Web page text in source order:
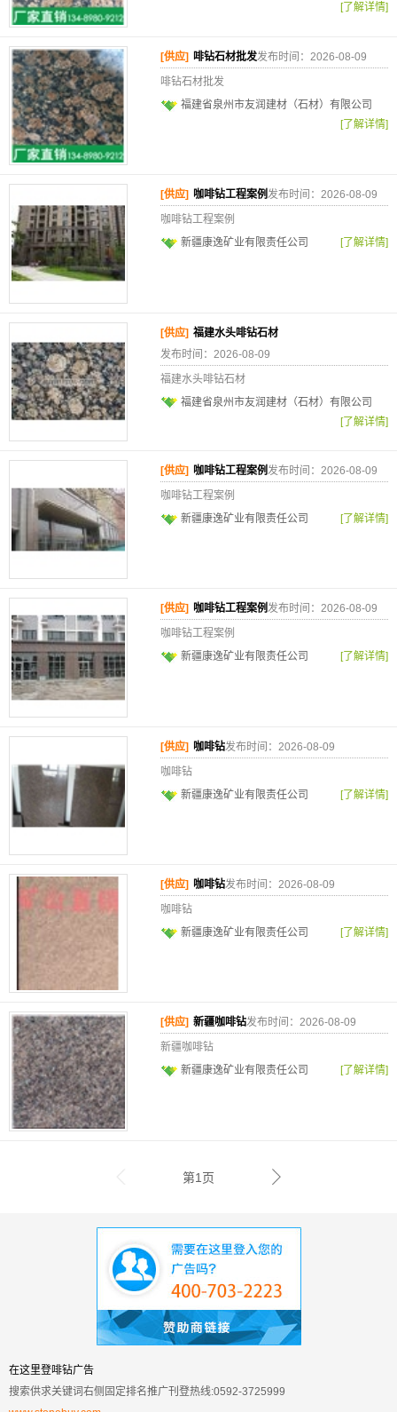
[了解详情]
[供应] 啡钻石材批发发布时间：2026-08-09
啡钻石材批发
福建省泉州市友润建材（石材）有限公司
[了解详情]
[供应] 咖啡钻工程案例发布时间：2026-08-09
咖啡钻工程案例
新疆康逸矿业有限责任公司
[了解详情]
[供应] 福建水头啡钻石材
发布时间：2026-08-09
福建水头啡钻石材
福建省泉州市友润建材（石材）有限公司
[了解详情]
[供应] 咖啡钻工程案例发布时间：2026-08-09
咖啡钻工程案例
新疆康逸矿业有限责任公司
[了解详情]
[供应] 咖啡钻工程案例发布时间：2026-08-09
咖啡钻工程案例
新疆康逸矿业有限责任公司
[了解详情]
[供应] 咖啡钻发布时间：2026-08-09
咖啡钻
新疆康逸矿业有限责任公司
[了解详情]
[供应] 咖啡钻发布时间：2026-08-09
咖啡钻
新疆康逸矿业有限责任公司
[了解详情]
[供应] 新疆咖啡钻发布时间：2026-08-09
新疆咖啡钻
新疆康逸矿业有限责任公司
[了解详情]
第1页
在这里登啡钻广告
搜索供求关键词右侧固定排名推广刊登热线:0592-3725999